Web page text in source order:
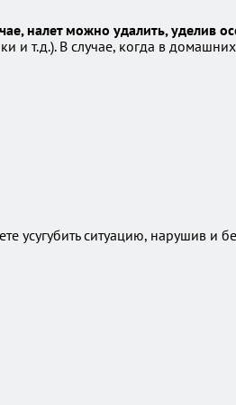
налет можно удалить, уделив
т.д.). В случае, когда в домашних
усугубить ситуацию, нарушив и